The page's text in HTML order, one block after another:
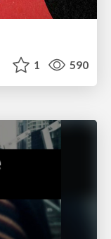
1 590